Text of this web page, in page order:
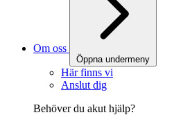
Om oss
Öppna undermeny
Här finns vi
Anslut dig
Behöver du akut hjälp?